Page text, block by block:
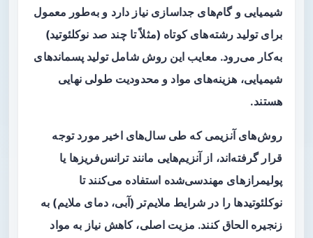
شیمیایی و گام‌های جداسازی نیاز دارد و به‌طور معمول
برای تولید رشته‌های کوتاه (مثلاً تا چند صد نوکلئوتید)
به‌کار می‌رود. معایب این روش شامل تولید پسماندهای
شیمیایی، هزینه‌های مواد و محدودیت طولی نهایی
هستند.
روش‌هایآنزیمی که طی سال‌های اخیر مورد توجه
قرار گرفته‌اند، از آنزیم‌هایی مانند ترانس‌فریزها یا
پولیمرازهای مهندسی‌شده استفاده می‌کنند تا
نوکلئوتیدها را در شرایط ملایم‌تر (آبی، دمای ملایم) به
زنجیره الحاق کنند. مزیت اصلی، کاهش نیاز به مواد